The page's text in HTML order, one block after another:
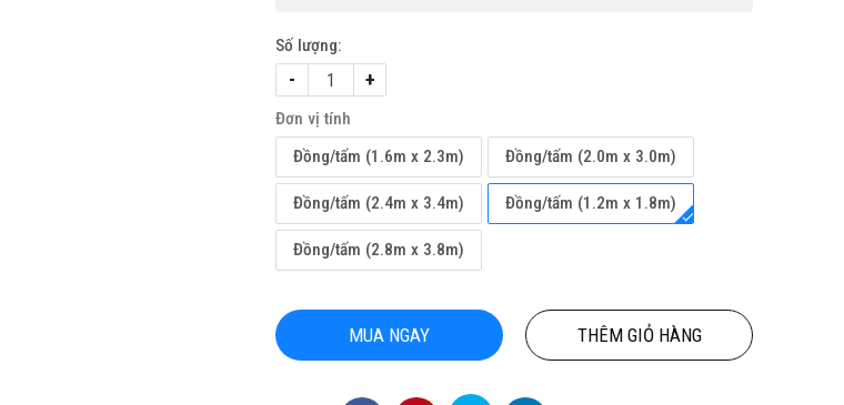
VINYL KHÁNG KHUẨN TẠI HỒ CHÍ
PTN-NICKO
Số lượng:
- +
Đơn vị tính
Đồng/tấm (1.6m x 2.3m)
Đồng/tấm (2.0m x 3.0m)
Đồng/tấm (2.4m x 3.4m) Đồng/tấm (1.2m x 1.8m)
Đồng/tấm (2.8m x 3.8m)
MUA NGAY THÊM GIỎ HÀNG